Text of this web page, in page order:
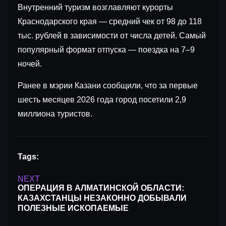
Внутренний туризм возглавляют курорты
Краснодарского края — средний чек от 98 до 118
тыс. рублей в зависимости от числа детей. Самый
популярный формат отпуска — поездка на 7–9
ночей.
Ранее в мэрии Казани сообщили, что за первые
шесть месяцев 2026 года город посетили 2,9
миллиона туристов.
Tags:
NEXT
ОПЕРАЦИЯ В АЛМАТИНСКОЙ ОБЛАСТИ:
КАЗАХСТАНЦЫ НЕЗАКОННО ДОБЫВАЛИ
ПОЛЕЗНЫЕ ИСКОПАЕМЫЕ